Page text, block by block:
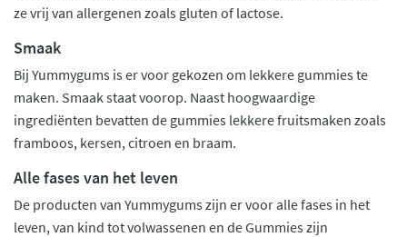
ze vrij van allergenen zoals gluten of lactose.
Smaak
Bij Yummygums is er voor gekozen om lekkere gummies te
maken. Smaak staat voorop. Naast hoogwaardige
ingrediënten bevatten de gummies lekkere fruitsmaken zoals
framboos, kersen, citroen en braam.
Alle fases van het leven
De producten van Yummygums zijn er voor alle fases in het
leven, van kind tot volwassenen en de Gummies zijn